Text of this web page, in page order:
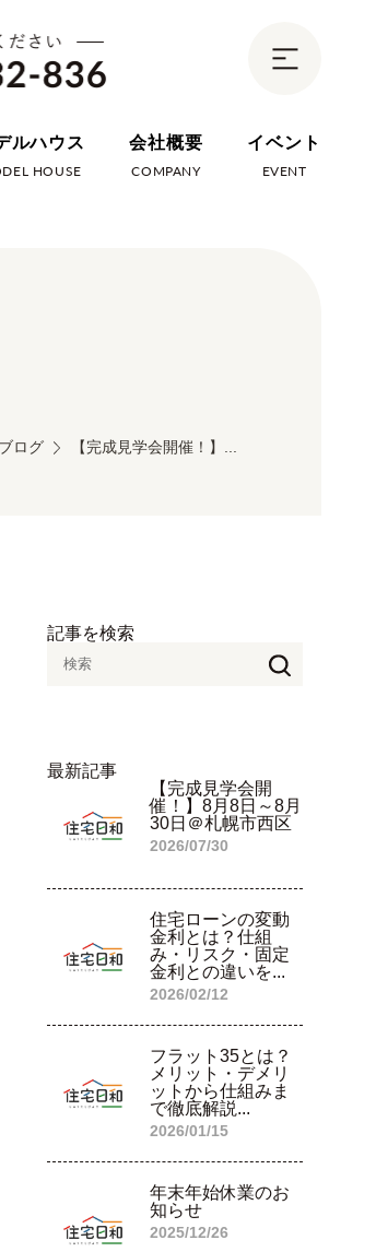
ルハウス
HOUSE
会社概要
COMPANY
イベント
EVENT
ログ 【完成見学会開催！】...
記事を検索
最新記事
【完成見学会開
催！】8月8日～8月
30日＠札幌市西区
2026/07/30
住宅ローンの変動
金利とは？仕組
み・リスク・固定
金利との違いを...
2026/02/12
フラット35とは？
メリット・デメリ
ットから仕組みま
で徹底解説...
2026/01/15
年末年始休業のお
知らせ
2025/12/26